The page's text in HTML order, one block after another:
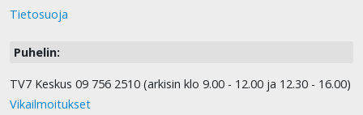
Tietosuoja
Puhelin:
TV7 Keskus 09 756 2510 (arkisin klo 9.00 - 12.00 ja 12.30 - 16.00)
Vikailmoitukset